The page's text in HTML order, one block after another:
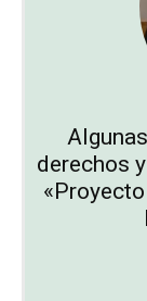
derechos